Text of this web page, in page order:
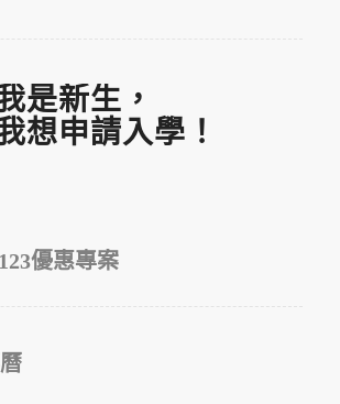
是新生，
想申請入學！
優惠專案